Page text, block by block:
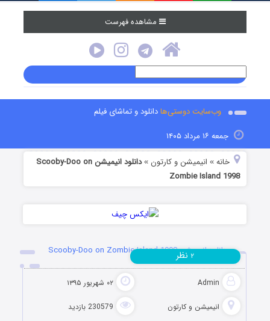
مشاهده فهرست
وب‌سایت دوستی‌هادانلود و تماشای فیلم
جمعه ۱۶ مرداد ۱۴۰۵
خانه » انیمیشن و کارتون »
دانلود انیمیشن Scooby-Doo on
Zombie Island 1998
دانلود انیمیشن Scooby-Doo on Zombie Island 1998
Admin ۰۲ شهریور ۱۳۹۵
انیمیشن و کارتون 230579 بازدید
۲ نظر